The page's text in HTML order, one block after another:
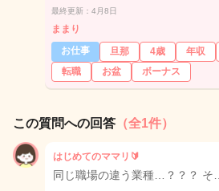
最終更新：4月8日
ままり
お仕事
旦那 4歳 年収
転職
お盆 ボーナス
この質問への回答 （全1件）
はじめてのママリ🔰
同じ職場の違う業種…？？？ そ…